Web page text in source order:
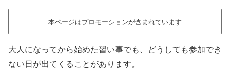
本ページはプロモーションが含まれています
大人になってから始めた習い事でも、どうしても参加でき
ない日が出てくることがあります。